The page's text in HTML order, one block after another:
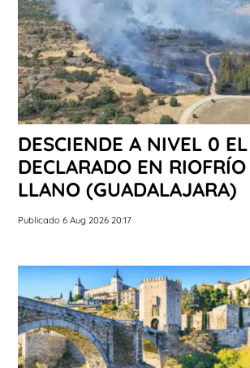
DESCIENDE A NIVEL 0
DECLARADO EN
LLANO (GUADALAJARA)
Publicado 6 Aug 2026 20:17